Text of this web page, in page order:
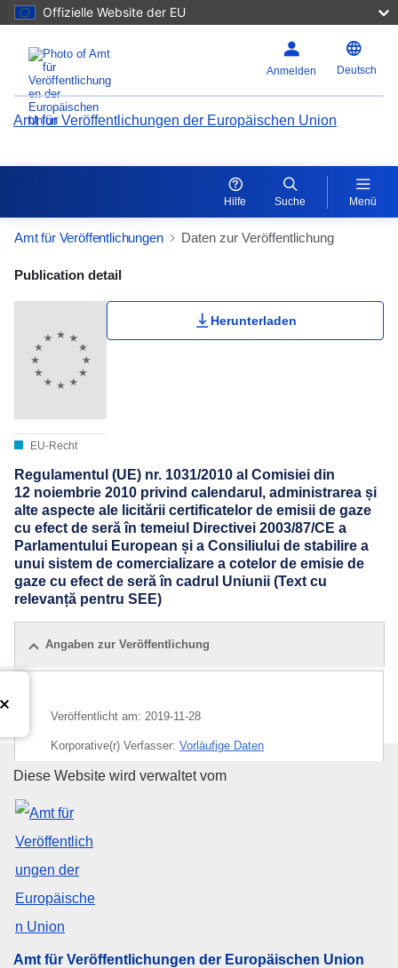
Offizielle Website der EU
Anmelden Deutsch
Amt für Veröffentlichungen der Europäischen Union
Hilfe Suche Menü
Amt für Veröffentlichungen Daten zur Veröffentlichung
Publication Detail Actions Portlet
Publication detail
EU-Recht
Herunterladen
Regulamentul (UE) nr. 1031/2010 al Comisiei din
12 noiembrie 2010 privind calendarul, administrarea și
alte aspecte ale licitării certificatelor de emisii de gaze
cu efect de seră în temeiul Directivei 2003/87/CE a
Parlamentului European și a Consiliului de stabilire a
unui sistem de comercializare a cotelor de emisie de
gaze cu efect de seră în cadrul Uniunii (Text cu
relevanță pentru SEE)
Angaben zur Veröffentlichung
Veröffentlicht am: 2019-11-28
Korporative(r) Verfasser: Vorläufige Daten
CELEX : 02010R1031-20191128
Amt für Veröffentlichungen der
Diese Website wird verwaltet vom
Amt für Veröffentlichungen der Europäischen Union